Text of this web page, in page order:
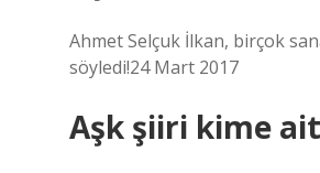
Ahmet Selçuk İlkan, birçok
söyledi!24 Mart 2017
Aşk şiiri kime